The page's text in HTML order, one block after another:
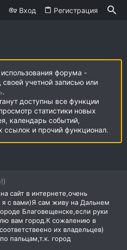
Вход Регистрация
форума -
своей учетной записью или
.
доступны все функции
статистики новых
календарь событий,
ссылок и прочий функционал.
сайт в интернете,очень
я с вами)Я сам живу на Дальнем
Благовещенске,если руки
вам город.К сожалению в
их владельцев)
пальцам,т.к. город